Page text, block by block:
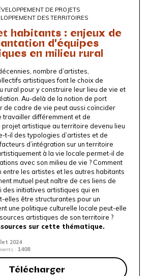
DE PROJETS
DES TERRITOIRES
habitants : enjeux de
d'équipes
en milieu rural
nombre d’artistes,
artistiques font le choix de
rural pour y construire leur lieu de vie et
Au-delà de la notion de port
de cadre de vie peut aussi coïncider
travailler différemment et de
artistique au territoire devenu lieu
t-il des typologies d’artistes et de
d’intégration sur un territoire
à la vie locale permet-il de
avec son milieu de vie ? Comment
entre les artistes et les autres habitants
mutuel peut naître de ces liens de
des initiatives artistiques qui en
elles être structurantes pour un
une politique culturelle locale peut-elle
artistiques de son territoire ?
sur cette thématique.
2024
: 1408
Télécharger